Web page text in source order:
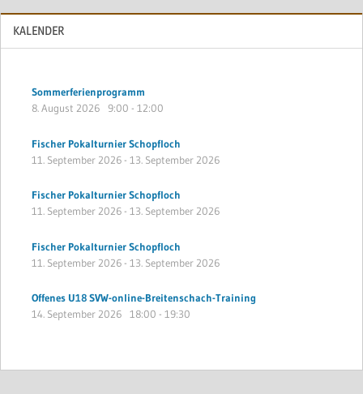
KALENDER
Sommerferienprogramm
8. August 2026 9:00 - 12:00
Fischer Pokalturnier Schopfloch
11. September 2026- 13. September 2026
Fischer Pokalturnier Schopfloch
11. September 2026- 13. September 2026
Fischer Pokalturnier Schopfloch
11. September 2026- 13. September 2026
Offenes U18 SVW-online-Breitenschach-Training
14. September 2026 18:00 - 19:30